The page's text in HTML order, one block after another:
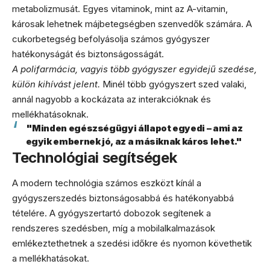
metabolizmusát. Egyes vitaminok, mint az A-vitamin,
károsak lehetnek májbetegségben szenvedők számára. A
cukorbetegség befolyásolja számos gyógyszer
hatékonyságát és biztonságosságát.
A polifarmácia, vagyis több gyógyszer egyidejű szedése,
külön kihívást jelent. Minél több gyógyszert szed valaki,
annál nagyobb a kockázata az interakcióknak és
mellékhatásoknak.
"Minden egészségügyi állapot egyedi – ami az
egyik embernek jó, az a másiknak káros lehet."
Technológiai segítségek
A modern technológia számos eszközt kínál a
gyógyszerszedés biztonságosabbá és hatékonyabbá
tételére. A gyógyszertartó dobozok segítenek a
rendszeres szedésben, míg a mobilalkalmazások
emlékeztethetnek a szedési időkre és nyomon követhetik
a mellékhatásokat.